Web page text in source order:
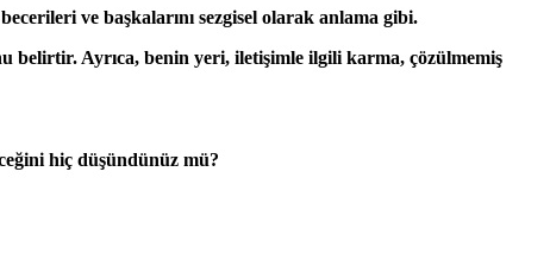
ve başkalarını sezgisel olarak anlama gibi.
Ayrıca, benin yeri, iletişimle ilgili karma, çözülmemiş
hiç düşündünüz mü?